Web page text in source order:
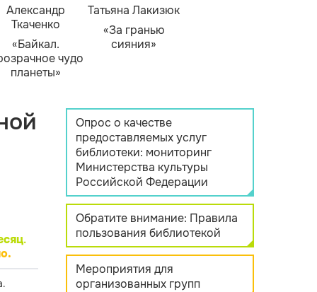
Александр
Ткаченко
«Байкал.
чудо
планеты»
Татьяна Лакизюк
«За гранью
сияния»
.
Опрос о качестве
предоставляемых услуг
библиотеки: мониторинг
Министерства культуры
Российской Федерации
Обратите внимание: Правила
пользования библиотекой
Мероприятия для
организованных групп